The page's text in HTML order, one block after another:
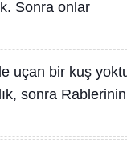
Sonra onlar
uçan bir kuş
sonra Rablerinin